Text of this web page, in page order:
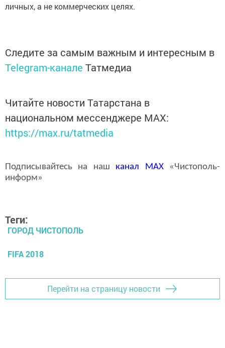
личных, а не коммерческих целях.
Следите за самым важным и интересным в
Telegram-канале Татмедиа
Читайте новости Татарстана в
национальном мессенджере MАХ:
https://max.ru/tatmedia
Подписывайтесь на наш канал MAX«Чистополь-
информ»
Теги:
ГОРОД ЧИСТОПОЛЬ
FIFA 2018
Перейти на страницу новости